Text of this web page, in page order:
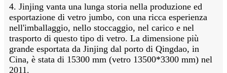
4. Jinjing vanta una lunga storia nella produzione ed
esportazione di vetro jumbo, con una ricca esperienza
nell'imballaggio, nello stoccaggio, nel carico e nel
trasporto di questo tipo di vetro. La dimensione più
grande esportata da Jinjing dal porto di Qingdao, in
Cina, è stata di 15300 mm (vetro 13500*3300 mm) nel
2011.